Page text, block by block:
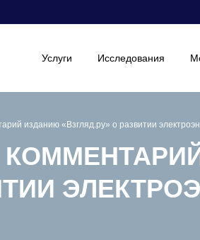
Услуги Исследования
изданию «Взгляд.ру» о развитии